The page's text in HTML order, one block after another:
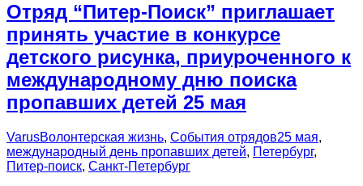
Отряд “Питер-Поиск” приглашает
принять участие в конкурсе
детского рисунка, приуроченного к
международному дню поиска
пропавших детей 25 мая
VarusВолонтерская жизнь, События отрядов25 мая,
международный день пропавших детей, Петербург,
Питер-поиск, Санкт-Петербург